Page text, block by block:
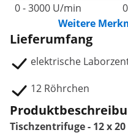
0 - 3000 U/min
Weitere
Lieferumfang
elektrische
12 Röhrchen
Tischzentrifuge - 12 x 20